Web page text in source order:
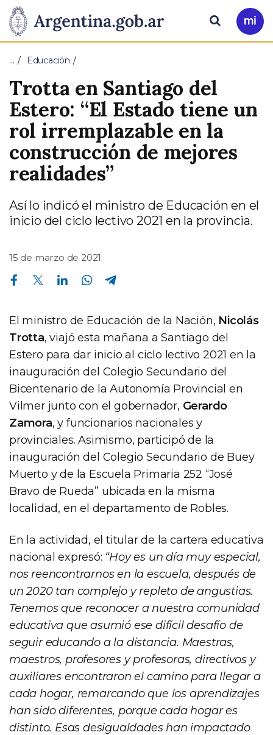
Presidencia
de
la
Nación
Pasar al contenido principal
Ir
a
Buscar
… Educación
Trotta en Santiago del
Estero: “El Estado tiene un
rol irremplazable en la
construcción de mejores
realidades”
Así lo indicó el ministro de Educación en el
inicio del ciclo lectivo 2021 en la provincia.
15 de marzo de 2021
Compartir en Facebook Compartir en Twitter Compartir en Linkedin Compartir en Whatsapp
El ministro de Educación de la Nación, Nicolás
Trotta, viajó esta mañana a Santiago del
Estero para dar inicio al ciclo lectivo 2021 en la
inauguración del Colegio Secundario del
Bicentenario de la Autonomía Provincial en
Vilmer junto con el gobernador, Gerardo
Zamora, y funcionarios nacionales y
provinciales. Asimismo, participó de la
inauguración del Colegio Secundario de Buey
Muerto y de la Escuela Primaria 252 “José
Bravo de Rueda” ubicada en la misma
localidad, en el departamento de Robles.
En la actividad, el titular de la cartera educativa
nacional expresó: “Hoy es un día muy especial,
nos reencontrarnos en la escuela, después de
un 2020 tan complejo y repleto de angustias.
Tenemos que reconocer a nuestra comunidad
educativa que asumió ese difícil desafío de
seguir educando a la distancia. Maestras,
maestros, profesores y profesoras, directivos y
auxiliares encontraron el camino para llegar a
cada hogar, remarcando que los aprendizajes
han sido diferentes, porque cada hogar es
distinto. Esas desigualdades han impactado